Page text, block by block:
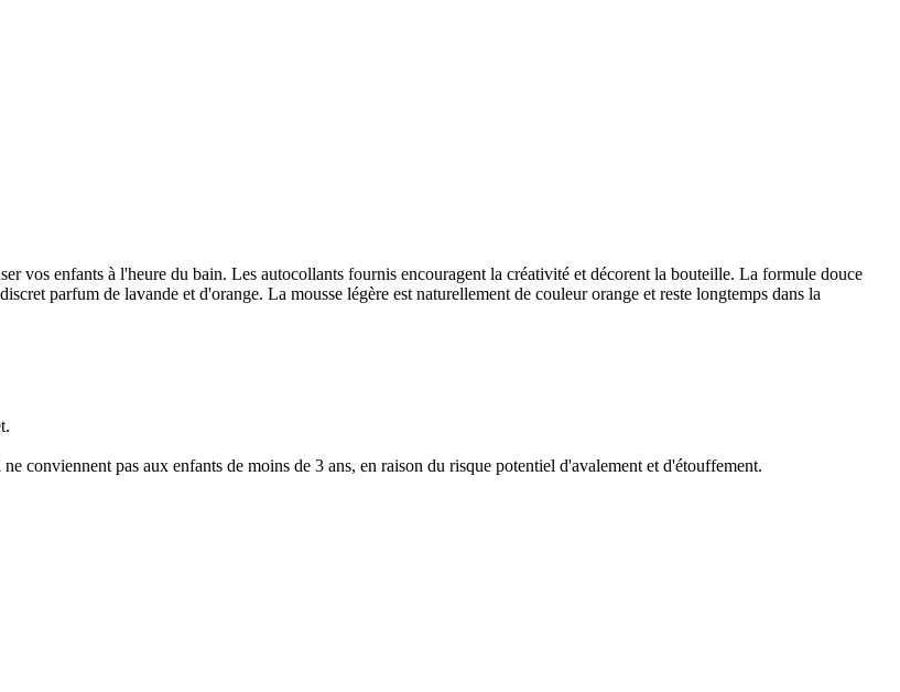
vos enfants à l'heure du bain. Les autocollants fournis encouragent la créativité et décorent la bouteille. La formule douce
parfum de lavande et d'orange. La mousse légère est naturellement de couleur orange et reste longtemps dans la
conviennent pas aux enfants de moins de 3 ans, en raison du risque potentiel d'avalement et d'étouffement.